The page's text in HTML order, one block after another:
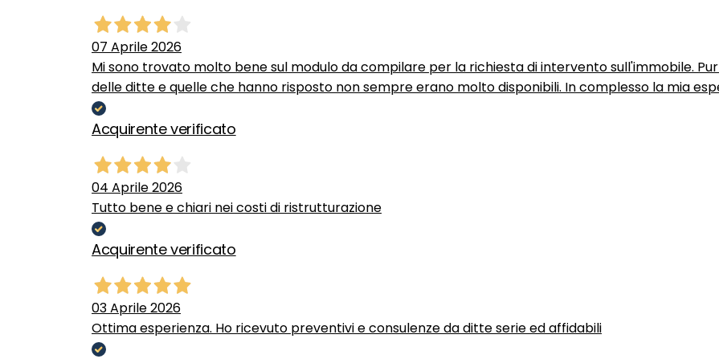
07 Aprile 2026
Mi sono trovato molto bene sul modulo da compilare per la richiesta di intervento sull'immobile.
delle ditte e quelle che hanno risposto non sempre erano molto disponibili. In complesso la mia
Acquirente verificato
04 Aprile 2026
Tutto bene e chiari nei costi di ristrutturazione
Acquirente verificato
03 Aprile 2026
Ottima esperienza. Ho ricevuto preventivi e consulenze da ditte serie ed affidabili